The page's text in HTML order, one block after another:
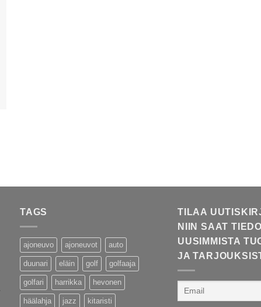
TAGS
ajoneuvo ajoneuvot auto
duunari eläin golf golfaaja
golfari harrikka hevonen
häälahja jazz kitaristi
TILAA
NIIN SAAT
UUSIMMISTA
JA